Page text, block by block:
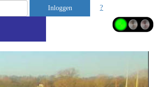
Inloggen ?